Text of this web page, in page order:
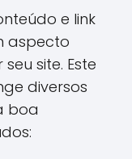
e link
aspecto
site. Este
diversos
boa